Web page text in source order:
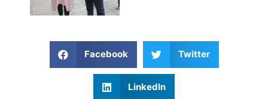
Facebook Twitter
LinkedIn